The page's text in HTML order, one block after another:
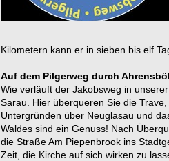
Kilometern kann er in sieben bis elf
Auf dem Pilgerweg durch
Wie verläuft der Jakobsweg in
Sarau. Hier überqueren Sie die
Untergründen über Neuglasau und
Waldes sind ein Genuss! Nach
die Straße Am Piepenbrook ins
Zeit, die Kirche auf sich wirken zu